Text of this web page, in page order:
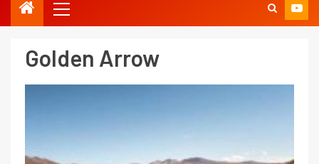
Golden Arrow
crecimiento regional: Banco
dispares en el primer
trimestre